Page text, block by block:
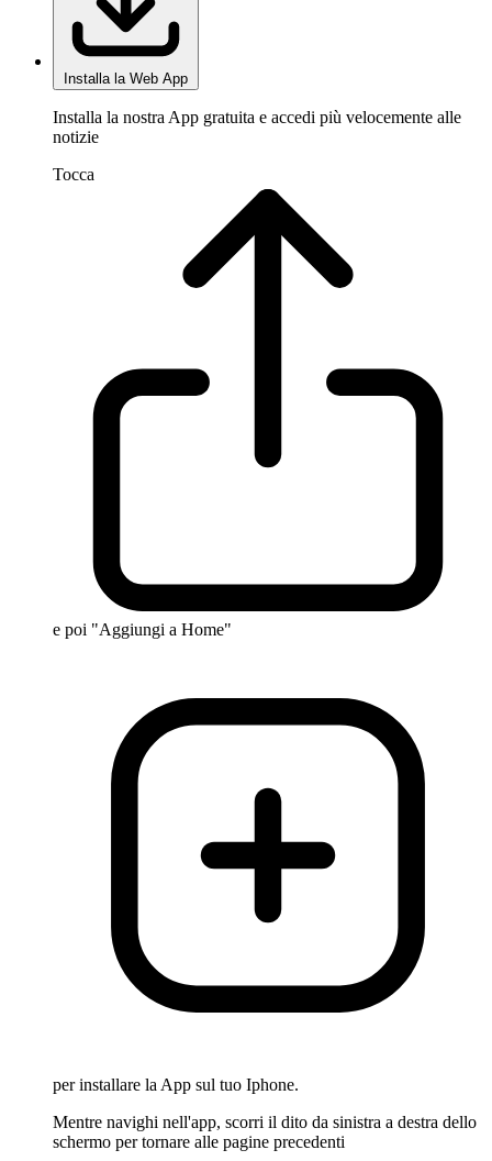
Installa la Web App
Installa la nostra App gratuita e accedi più velocemente alle
notizie
Tocca
e poi "Aggiungi a Home"
per installare la App sul tuo Iphone.
Mentre navighi nell'app, scorri il dito da sinistra a destra dello
schermo per tornare alle pagine precedenti